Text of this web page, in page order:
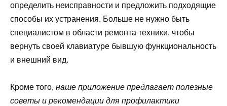
определить неисправности и предложить подходящие
способы их устранения. Больше не нужно быть
специалистом в области ремонта техники, чтобы
вернуть своей клавиатуре бывшую функциональность
и внешний вид.
Кроме того, наше приложение предлагает полезные
советы и рекомендации для профилактики